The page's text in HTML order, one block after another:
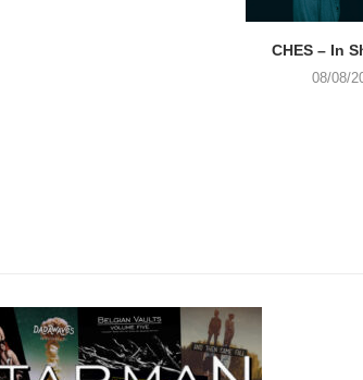
CHES – In
08/08/